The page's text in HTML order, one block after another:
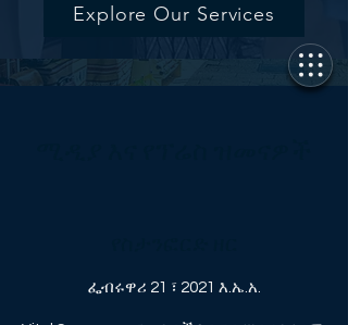
Explore Our Services
ፌብሩዋሪ 21 ፣ 2021 እ.ኤ.አ.